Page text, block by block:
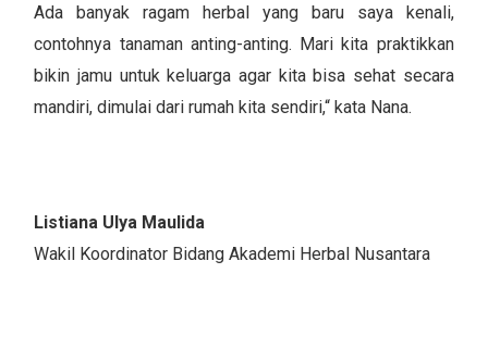
Ada banyak ragam herbal yang baru saya kenali,
contohnya tanaman anting-anting. Mari kita praktikkan
bikin jamu untuk keluarga agar kita bisa sehat secara
mandiri, dimulai dari rumah kita sendiri,“ kata Nana.
Listiana Ulya Maulida
Wakil Koordinator Bidang Akademi Herbal Nusantara